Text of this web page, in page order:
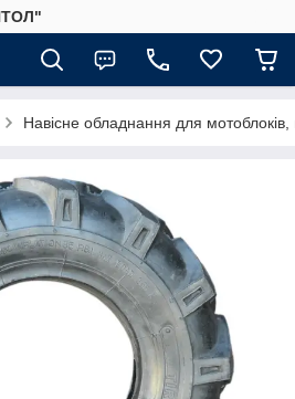
Навісне обладнання для мотоблоків,